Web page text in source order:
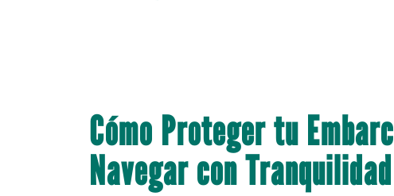
Cómo Proteger tu
Navegar con Tranquilidad